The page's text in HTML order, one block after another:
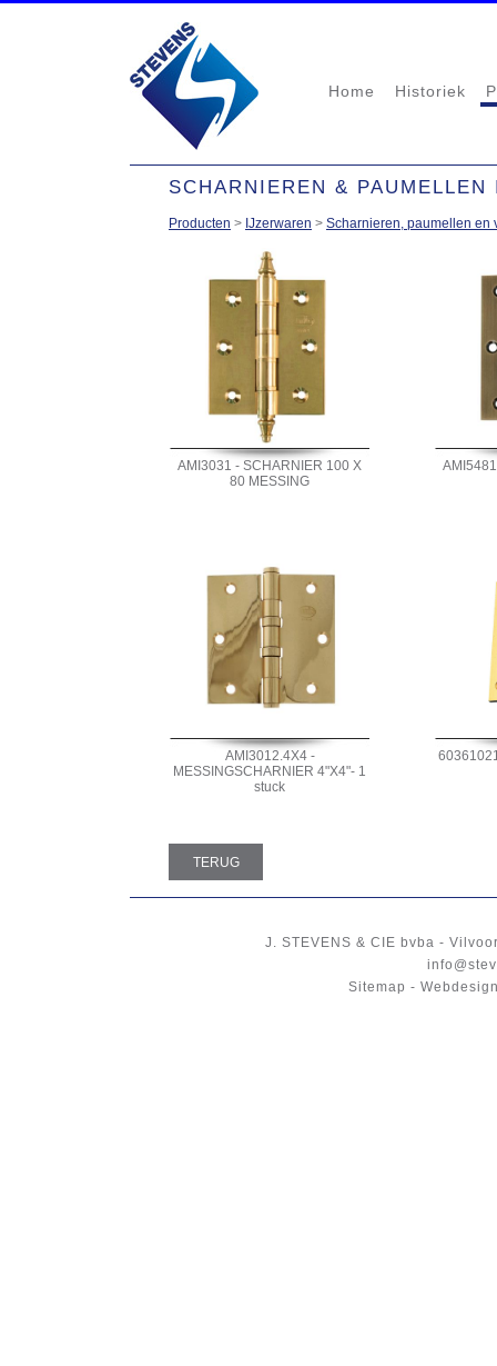
Home Historiek
SCHARNIEREN & PAUMELLEN
Producten > IJzerwaren > Scharnieren, paumellen en
AMI3031 - SCHARNIER 100 X
80 MESSING
AMI3012.4X4 -
MESSINGSCHARNIER 4"X4"- 1
stuck
TERUG
J. STEVENS & CIE bvba -
Sitemap -